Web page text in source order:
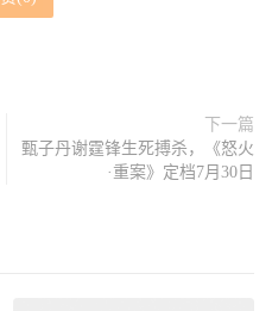
下一篇
甄子丹谢霆锋生死搏杀，《怒火
·重案》定档7月30日